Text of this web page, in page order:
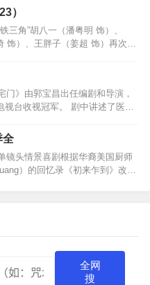
，身份也变成了一名满族贵族
…
）
饰）、王胖子（姜超 饰）再次重
段探寻归墟之国、寻找秦王照骨
冠军。 剧中讲述了医药
反映了同仁堂这个大家族随着
全
）的回忆录《初来乍到》改
全网
搜